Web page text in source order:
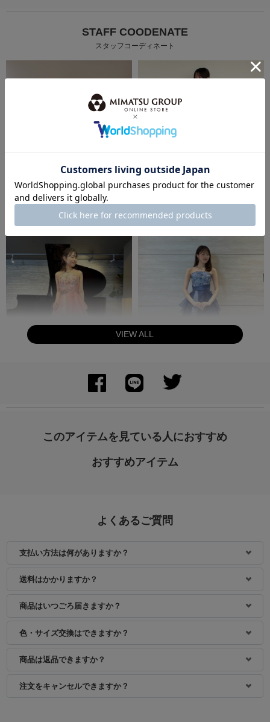
STAFF COODENATE
スタッフコーディネート
VIEW ALL
このアイテムを見ている人におすすめ
おすすめアイテム
よくあるご質問
支払い方法は何がありますか？
送料はかかりますか？
商品はいつごろ届きますか？
色・サイズ交換はできますか？
商品は返品できますか？
注文をキャンセルできますか？